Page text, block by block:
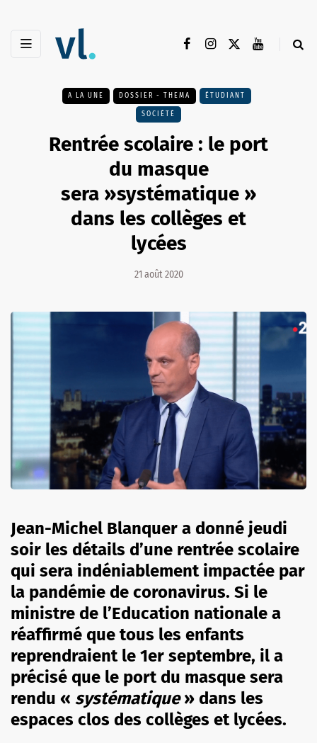
A LA UNE DOSSIER - THEMA ÉTUDIANT
SOCIÉTÉ
Rentrée scolaire : le port
du masque
sera »systématique »
dans les collèges et
lycées
21 août 2020
Jean-Michel Blanquer a donné jeudi
soir les détails d’une rentrée scolaire
qui sera indéniablement impactée par
la pandémie de coronavirus. Si le
ministre de l’Education nationale a
réaffirmé que tous les enfants
reprendraient le 1er septembre, il a
précisé que le port du masque sera
rendu « systématique» dans les
espaces clos des collèges et lycées.